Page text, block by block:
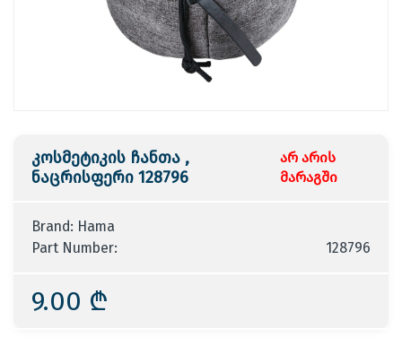
კოსმეტიკის ჩანთა ,
ნაცრისფერი 128796
არ არის
მარაგში
Brand: Hama
Part Number:
128796
9.00 ₾